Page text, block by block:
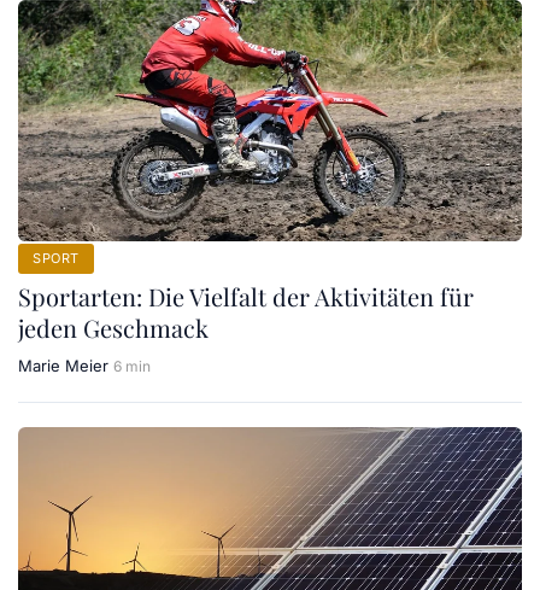
SPORT
Sportarten: Die Vielfalt der Aktivitäten für
jeden Geschmack
Marie Meier 6 min